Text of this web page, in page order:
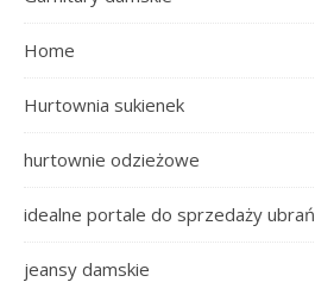
Home
Hurtownia sukienek
hurtownie odzieżowe
idealne portale do sprzedaży ubrań
jeansy damskie